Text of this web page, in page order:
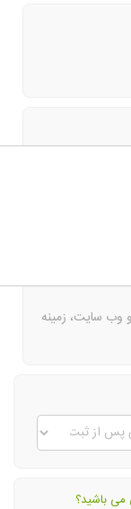
وب سایت، زمینه
می باشید؟